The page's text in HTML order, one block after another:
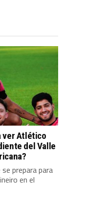
ver Atlético
del Valle
prepara para
en el